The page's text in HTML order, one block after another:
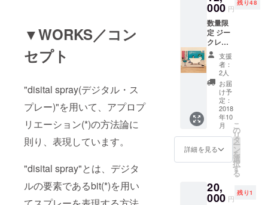
▼WORKS／コン
セプト
"disital spray(デジタル・ス
プレー)"を用いて、アプロプ
リエーション(*)の方法論に
則り、表現しています。
"disital spray"とは、デジタ
ルの要素であるbit(*)を用い
ル(写真
付)
サイン
入 + ス
テッ
カー1枚
+ 心を
込めた
お礼
メッ
セージ
カード
+ 現場
レポー
トメー
ル(写真
付)
000 円
残り48
数量限
定 ジー
クレー
プリン
ト no.2
( F4
キャン
バス :
33.3cm
24.2cm
) エディ
ション
50 / 手
書きナ
ンバー
入 / 直筆
サイン
入 + ス
支援
者：
2人
お届
け予
定：
2018
年10
月
詳細を見る
こ
の
リ
タ
ー
ン
を
選
択
す
る
20,
000 円
残り1